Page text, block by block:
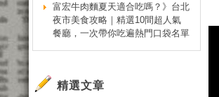
富宏牛肉麵夏天適合吃嗎？》台北
夜市美食攻略｜精選10間超人氣
餐廳，一次帶你吃遍熱門口袋名單
精選文章